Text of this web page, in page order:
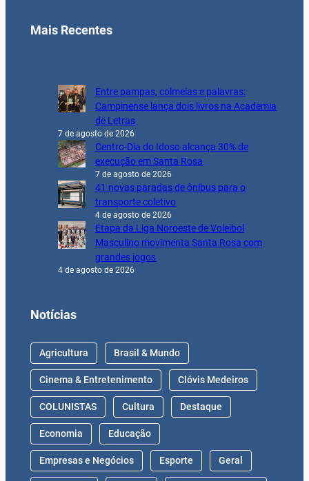
Mais Recentes
Entre pampas, colmeias e palavras:
Campinense lança dois livros na Academia
de Letras
7 de agosto de 2026
Centro-Dia do Idoso alcança 30% de
execução em Santa Rosa
7 de agosto de 2026
41 novas paradas de ônibus para o
transporte coletivo
4 de agosto de 2026
Etapa da Liga Noroeste de Voleibol
Masculino movimenta Santa Rosa com
grandes jogos
4 de agosto de 2026
Notícias
Agricultura Brasil & Mundo
Cinema & Entretenimento Clóvis Medeiros
COLUNISTAS Cultura Destaque
Economia Educação
Empresas e Negócios Esporte Geral